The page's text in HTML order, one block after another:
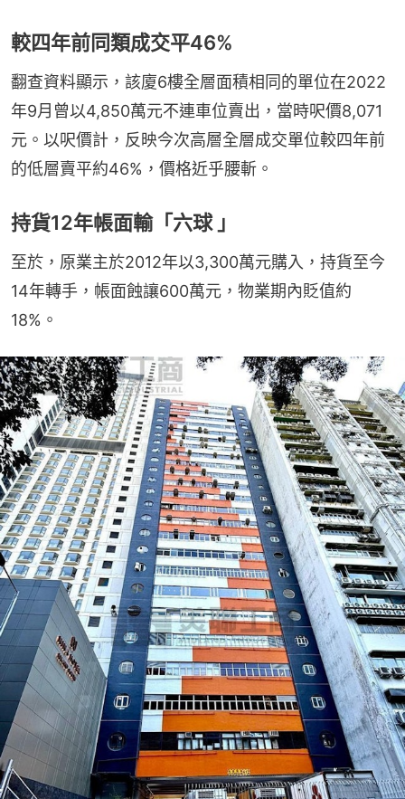
較四年前同類成交平46%
翻查資料顯示，該廈6樓全層面積相同的單位在2022
年9月曾以4,850萬元不連車位賣出，當時呎價8,071
元。以呎價計，反映今次高層全層成交單位較四年前
的低層賣平約46%，價格近乎腰斬。
持貨12年帳面輸「六球 」
至於，原業主於2012年以3,300萬元購入，持貨至今
14年轉手，帳面蝕讓600萬元，物業期內貶值約
18%。